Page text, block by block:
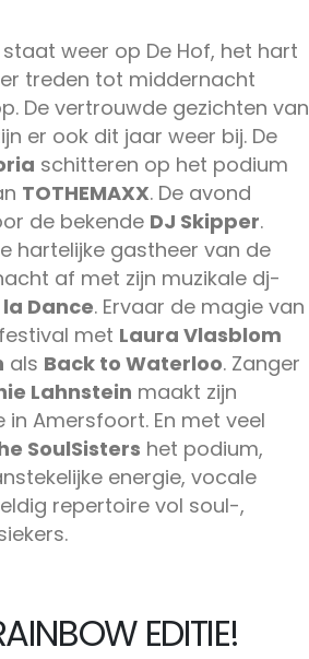
weer op De Hof, het hart
treden tot middernacht
De vertrouwde gezichten van
er ook dit jaar weer bij. De
schitteren op het podium
TOTHEMAXX. De avond
de bekende DJ Skipper.
hartelijke gastheer van de
af met zijn muzikale dj-
Dance. Ervaar de magie van
met Laura Vlasblom
als Back to Waterloo. Zanger
Lahnstein maakt zijn
in Amersfoort. En met veel
SoulSisters het podium,
energie, vocale
repertoire vol soul-,
EDITIE!